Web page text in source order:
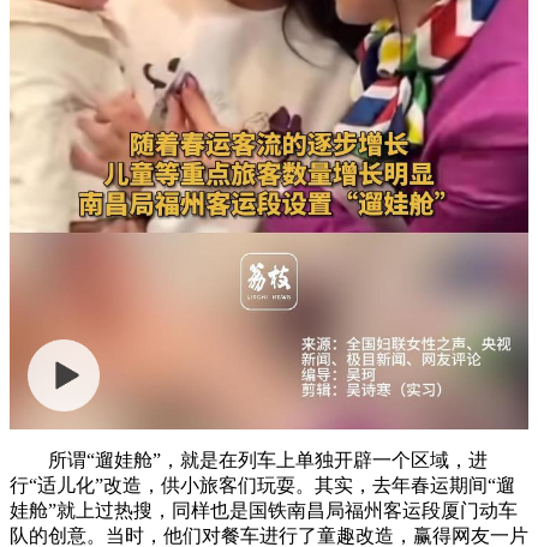
所谓“遛娃舱”，就是在列车上单独开辟一个区域，进
行“适儿化”改造，供小旅客们玩耍。其实，去年春运期间“遛
娃舱”就上过热搜，同样也是国铁南昌局福州客运段厦门动车
队的创意。当时，他们对餐车进行了童趣改造，赢得网友一片